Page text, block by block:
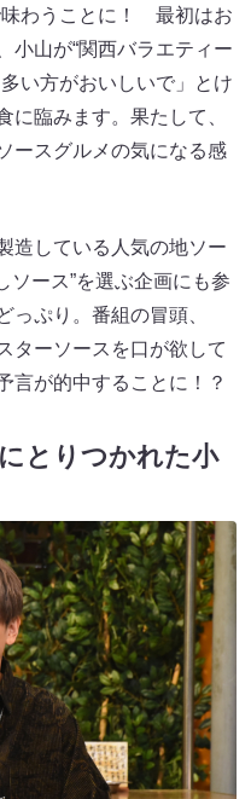
味わうことに！ 最初はお
小山が“関西バラエティー
い方がおいしいで」とけ
に臨みます。果たして、
ースグルメの気になる感
造している人気の地ソー
ソース”を選ぶ企画にも参
っぷり。番組の冒頭、
ターソースを口が欲して
言が的中することに！？
とりつかれた小